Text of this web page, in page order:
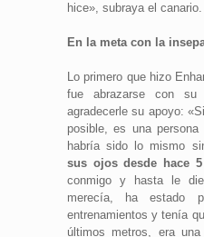
hice», subraya el canario.
En la meta con la
Lo primero que hizo
fue abrazarse con
agradecerle su apoyo:
posible, es una persona
habría sido lo mismo
sus ojos desde hace
conmigo y hasta le
merecía, ha estado
entrenamientos y tenía
últimos metros, era